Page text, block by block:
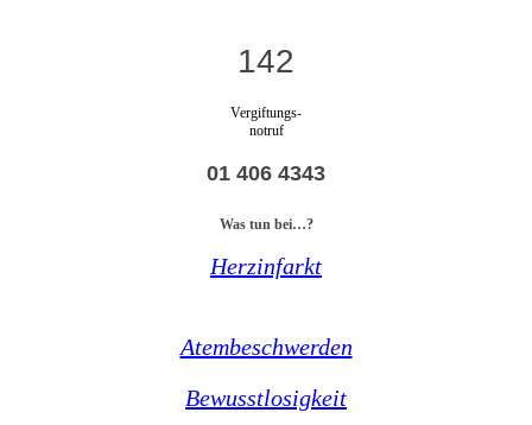
142
Vergiftungs-
notruf
01 406 4343
Was tun bei…?
Herzinfarkt
Atembeschwerden
Bewusstlosigkeit